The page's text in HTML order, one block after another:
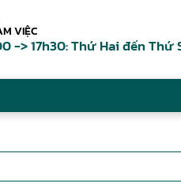
VIỆC
-> 17h30: Thứ Hai đến Thứ